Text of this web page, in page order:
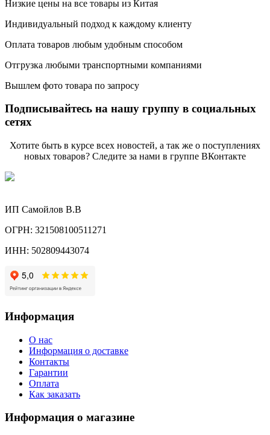
Низкие цены на все товары из Китая
Индивидуальный подход к каждому клиенту
Оплата товаров любым удобным способом
Отгрузка любыми транспортными компаниями
Вышлем фото товара по запросу
Подписывайтесь на нашу группу в социальных
сетях
Хотите быть в курсе всех новостей, а так же о поступлениях
новых товаров? Следите за нами в группе ВКонтакте
ИП Самойлов В.В
ОГРН: 321508100511271
ИНН: 502809443074
Информация
О нас
Информация о доставке
Контакты
Гарантии
Оплата
Как заказать
Информация о магазине